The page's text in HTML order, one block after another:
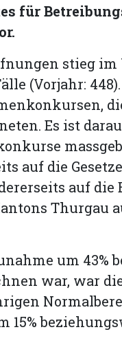
für
stieg
(Vorjahr:
Es ist
auf die
auf
Thurgau
um 43%
war, war
15%